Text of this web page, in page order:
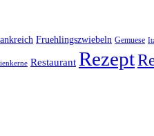
Fruehlingszwiebeln Gemuese
Restaurant Rezept